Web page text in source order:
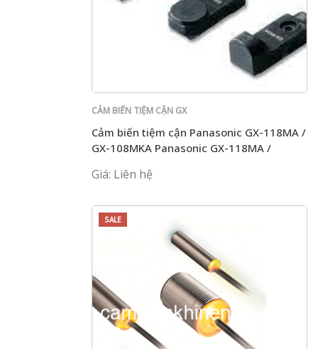
CẢM BIẾN TIỆM CẬN GX
Cảm biến tiệm cận Panasonic GX-118MA /
GX-108MKA Panasonic GX-118MA /
Giá: Liên hệ
SALE